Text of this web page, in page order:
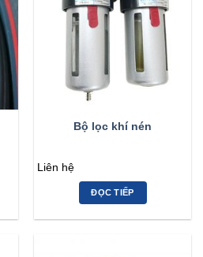
Bộ lọc khí nén
Liên hệ
ĐỌC TIẾP